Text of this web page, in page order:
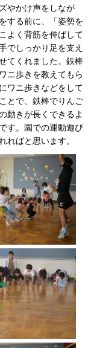
やかけ声をしなが
する前に、「姿勢を
よく背筋を伸ばして
でしっかり足を支え
てくれました。鉄棒
ニ歩きを教えてもら
ワニ歩きなどをして
とで、鉄棒でりんご
動きが長くできるよ
す。園での運動遊び
ればと思います。